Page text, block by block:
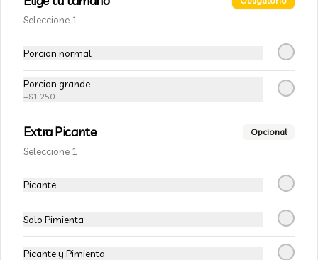
$1.800
Seleccione 1
Porcion normal
Porcion grande
+$1.250
Extra Picante Opcional
Seleccione 1
Picante
Solo Pimienta
Picante y Pimienta